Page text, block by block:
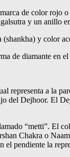
de color rojo
y un anillo
(shankha) y color
de diamante en el
representa a la
del Dejhoor. El
“metti”. El
Chakra o
pendiente la